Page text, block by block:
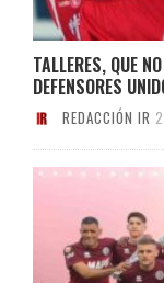
TALLERES, QUE
DEFENSORES
REDACCIÓN IR